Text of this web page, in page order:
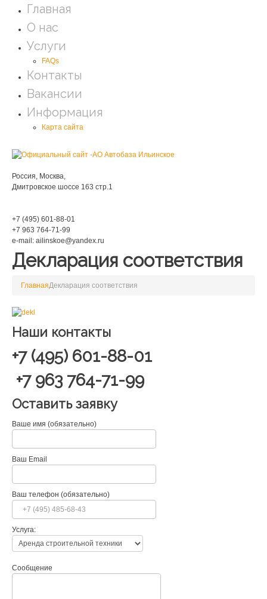
Главная
О нас
Услуги
FAQs
Контакты
Вакансии
Информация
Карта сайта
Россия, Москва,
Дмитровское шоссе 163 стр.1
+7 (495) 601-88-01
+7 963 764-71-99
e-mail: ailinskoe@yandex.ru
Декларация соответствия
ГлавнаяДекларация соответствия
Наши контакты
+7 (495) 601-88-01
+7 963 764-71-99
Оставить заявку
Ваше имя (обязательно)
Ваш Email
Ваш телефон (обязательно)
Услуга:
Сообщение